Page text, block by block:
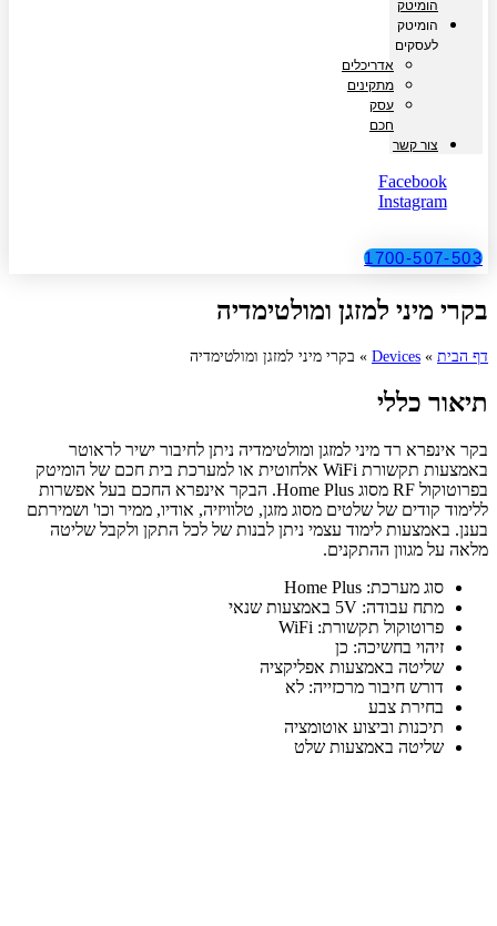
הומיטק
הומיטק
לעסקים
אדריכלים
מתקינים
עסק
חכם
צור קשר
Facebook
Instagram
1700-507-503
בקרי מיני למזגן ומולטימדיה
דף הבית »
Devices
» בקרי מיני למזגן ומולטימדיה
תיאור כללי
בקר אינפרא רד מיני למזגן ומולטימדיה ניתן לחיבור ישיר לראוטר
באמצעות תקשורת WiFi אלחוטית או למערכת בית חכם של הומיטק
בפרוטוקול RF מסוג Home Plus. הבקר אינפרא החכם בעל אפשרות
ללימוד קודים של שלטים מסוג מזגן, טלוויזיה, אודיו, ממיר וכו' ושמירתם
בענן. באמצעות לימוד עצמי ניתן לבנות של לכל התקן ולקבל שליטה
מלאה על מגוון ההתקנים.
סוג מערכת: Home Plus
מתח עבודה: 5V באמצעות שנאי
פרוטוקול תקשורת: WiFi
זיהוי בחשיכה: כן
שליטה באמצעות אפליקציה
דורש חיבור מרכזייה: לא
בחירת צבע
תיכנות וביצוע אוטומציה
שליטה באמצעות שלט